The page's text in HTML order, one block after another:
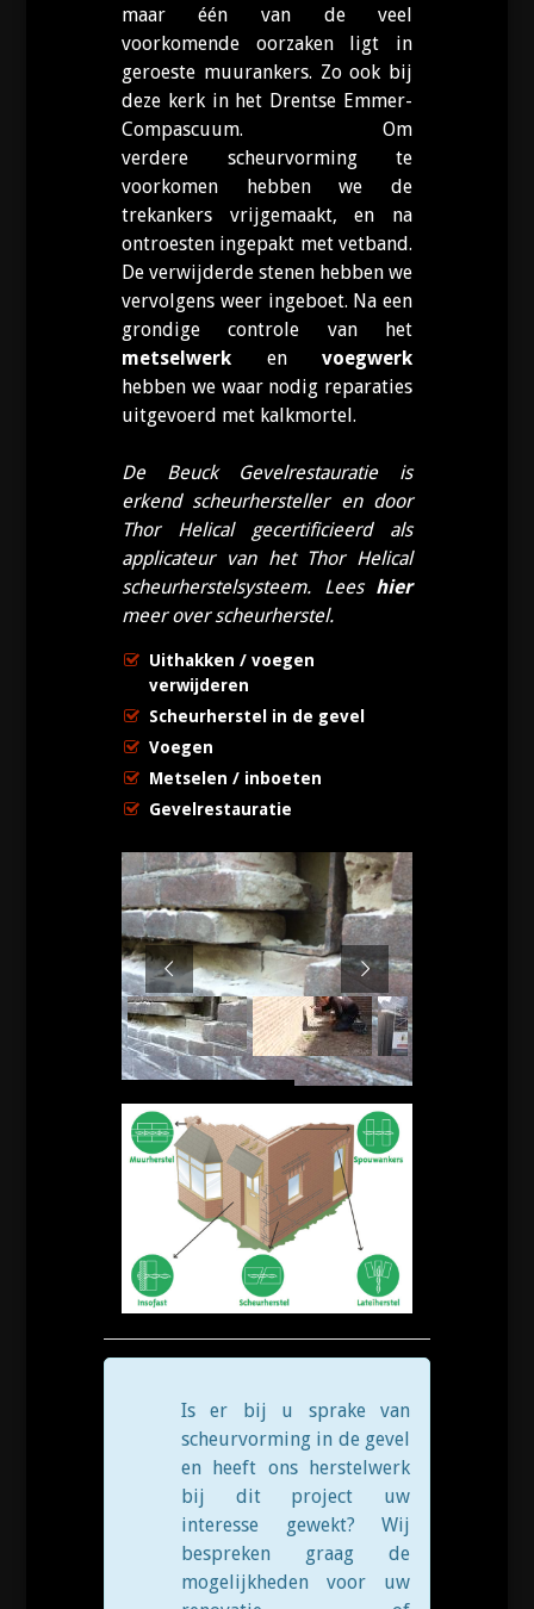
maar één van de veel
voorkomende oorzaken ligt in
geroeste muurankers. Zo ook bij
deze kerk in het Drentse Emmer-
Compascuum. Om
verdere scheurvorming te
voorkomen hebben we de
trekankers vrijgemaakt, en na
ontroesten ingepakt met vetband.
De verwijderde stenen hebben we
vervolgens weer ingeboet. Na een
grondige controle van het
metselwerkenvoegwerk
hebben we waar nodig reparaties
uitgevoerd met kalkmortel.
De Beuck Gevelrestauratie is
erkend scheurhersteller en door
Thor Helical gecertificieerd als
applicateur van het Thor Helical
scheurherstelsysteem. Lees hier
meer over scheurherstel.
Uithakken / voegen
verwijderen
Scheurherstel in de gevel
Voegen
Metselen / inboeten
Gevelrestauratie
Is er bij u sprake van
scheurvorming in de gevel
en heeft ons herstelwerk
bij dit project uw
interesse gewekt? Wij
bespreken graag de
mogelijkheden voor uw